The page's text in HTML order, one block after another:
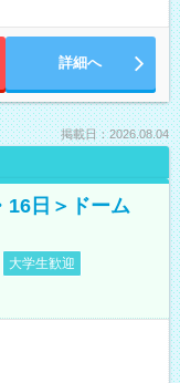
詳細へ
掲載日：2026.08.04
16日＞ドーム
大学生歓迎